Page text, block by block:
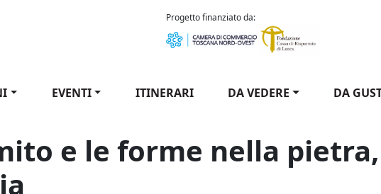
Progetto finanziato da:
EVENTI ITINERARI DA VEDERE DA
e le forme nella